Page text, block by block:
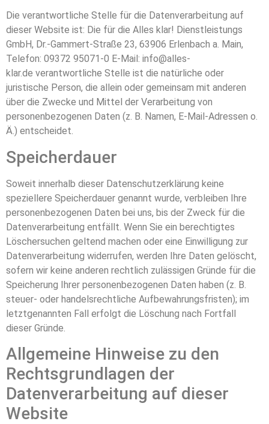
Die verantwortliche Stelle für die Datenverarbeitung auf
dieser Website ist: Die für die Alles klar! Dienstleistungs
GmbH, Dr.-Gammert-Straße 23, 63906 Erlenbach a. Main,
Telefon: 09372 95071-0 E-Mail: info@alles-
klar.de verantwortliche Stelle ist die natürliche oder
juristische Person, die allein oder gemeinsam mit anderen
über die Zwecke und Mittel der Verarbeitung von
personenbezogenen Daten (z. B. Namen, E-Mail-Adressen o.
Ä.) entscheidet.
Speicherdauer
Soweit innerhalb dieser Datenschutzerklärung keine
speziellere Speicherdauer genannt wurde, verbleiben Ihre
personenbezogenen Daten bei uns, bis der Zweck für die
Datenverarbeitung entfällt. Wenn Sie ein berechtigtes
Löschersuchen geltend machen oder eine Einwilligung zur
Datenverarbeitung widerrufen, werden Ihre Daten gelöscht,
sofern wir keine anderen rechtlich zulässigen Gründe für die
Speicherung Ihrer personenbezogenen Daten haben (z. B.
steuer- oder handelsrechtliche Aufbewahrungsfristen); im
letztgenannten Fall erfolgt die Löschung nach Fortfall
dieser Gründe.
Allgemeine Hinweise zu den
Rechtsgrundlagen der
Datenverarbeitung auf dieser
Website